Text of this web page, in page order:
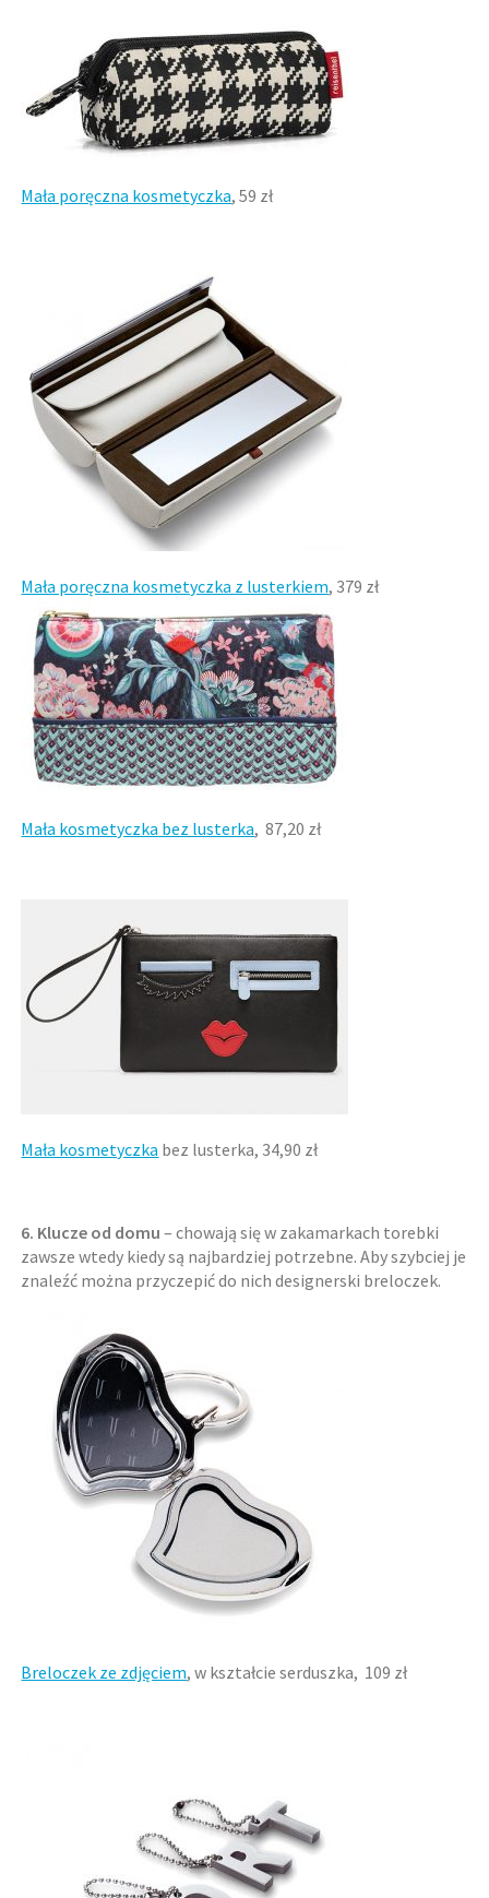
Mała poręczna kosmetyczka, 59 zł
Mała poręczna kosmetyczka z lusterkiem, 379 zł
Mała kosmetyczka bez lusterka, 87,20 zł
Mała kosmetyczka bez lusterka, 34,90 zł
6. Klucze od domu – chowają się w zakamarkach torebki
zawsze wtedy kiedy są najbardziej potrzebne. Aby szybciej je
znaleźć można przyczepić do nich designerski breloczek.
Breloczek ze zdjęciem, w kształcie serduszka, 109 zł